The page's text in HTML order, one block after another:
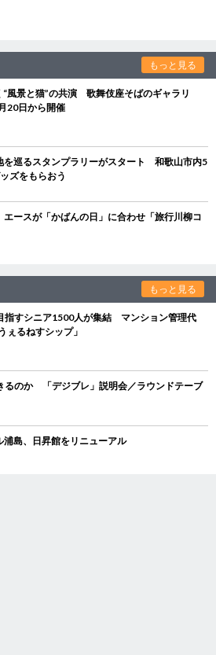
もっと見る
“風景と猫”の共演 歌舞伎座そばのギャラリ
20日から開催
を巡るスタンプラリーがスタート 和歌山市内5
ズをもらおう
ースが「かばんの日」に合わせ「旅行川柳コ
もっと見る
指すシニア1500人が集結 マンション管理代
ぇるねすシップ」
るのか 「デジブレ」説明会／ラウンドテーブ
島、日昇館をリニューアル